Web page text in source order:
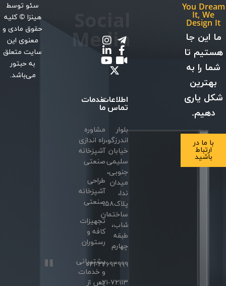
You Dream
It, We
Design It
ما این جا
هستیم تا
شما را به
بهترین
شکل یاری
دهیم.
با ما در
ارتباط
باشید
اطلاعات
تماس
بلوار
اندرزگو،
خیابان
سلیمی
جنوبی،
میدان
ندا،
پلاک۵۸،
ساختمان
شاب،
طبقه
چهارم
۰۲۱-۲۲۶۹۴۹۹۹
۰۲۱-۷۲۱۱۳
Media
خدمات
ما
مشاوره
راه اندازی
آشپزخانه
صنعتی
طراحی
آشپزخانه
صنعتی
تجهیزات
کافه و
رستوران
پشتیبانی
و خدمات
پس از
سئوتوسط
هینزا © کلیه
حقوق مادی و
معنوی این
سایت متعلق
به حبتور
می‌باشد.